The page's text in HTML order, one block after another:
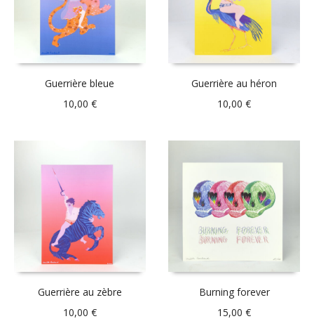
Guerrière bleue
10,00 €
Guerrière au héron
10,00€
Guerrière au zèbre
10,00 €
Burning forever
15,00€